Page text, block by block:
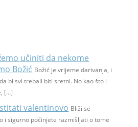
učiniti da nekome
Božić Božić je vrijeme darivanja, i
bi svi trebali biti sretni. No kao što i
[…]
valentinovo Bliži se
i sigurno počinjete razmišljati o tome